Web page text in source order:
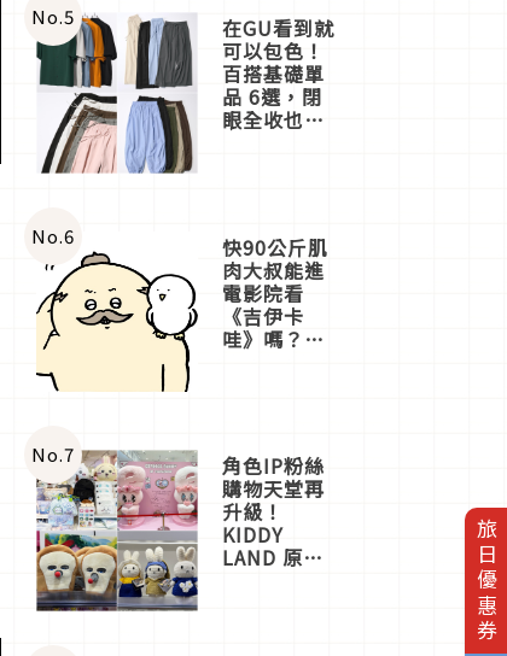
旅日優惠券
No.5 在GU看到就
可以包色！
百搭基礎單
品 6選，閉
眼全收也不
No.6 快90公斤肌
肉大叔能進
電影院看
《吉伊卡
哇》嗎？日
一同給出了
答案
No.7 角色IP粉絲
購物天堂再
升級！
KIDDY
LAND 原宿